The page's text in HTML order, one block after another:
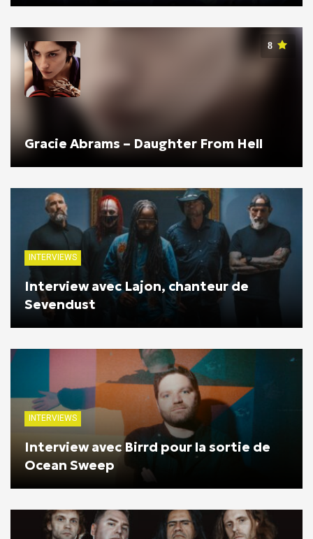
8
Gracie Abrams – Daughter From Hell
INTERVIEWS
Interview avec Lajon, chanteur de
Sevendust
INTERVIEWS
Interview avec Birrd pour la sortie de
Ocean Sweep